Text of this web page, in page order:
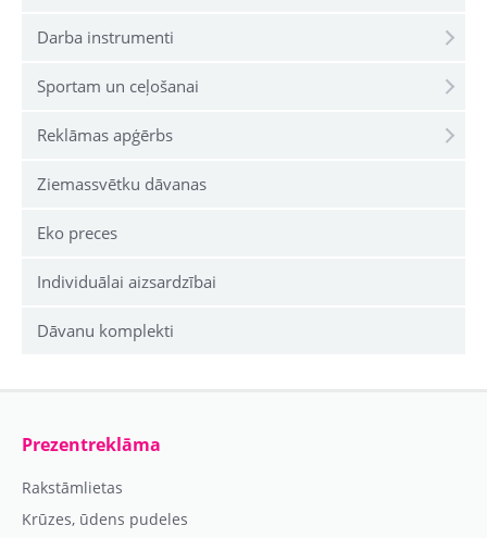
Darba instrumenti
Sportam un ceļošanai
Reklāmas apģērbs
Ziemassvētku dāvanas
Eko preces
Individuālai aizsardzībai
Dāvanu komplekti
Prezentreklāma
Rakstāmlietas
Krūzes, ūdens pudeles